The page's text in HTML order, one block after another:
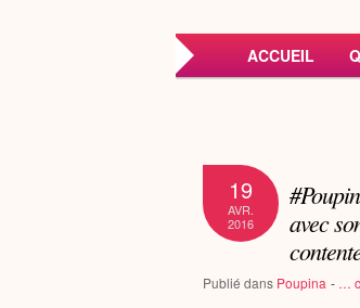
ACCUEIL
19
AVR.
2016
#Poupina devant cette image du livre Petit musée : - C'est une fille
avec
Publié dans Poupina - …